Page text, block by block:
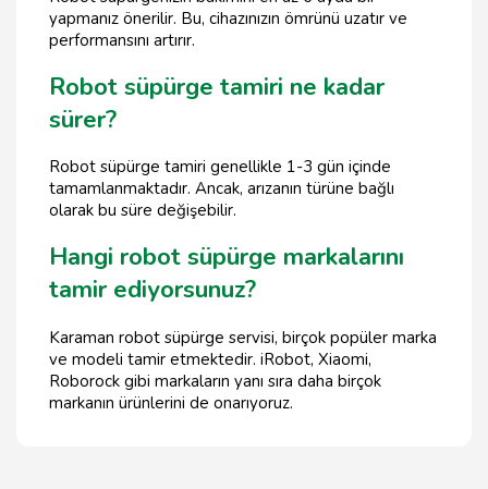
yapmanız önerilir. Bu, cihazınızın ömrünü uzatır ve
performansını artırır.
Robot süpürge tamiri ne kadar
sürer?
Robot süpürge tamiri genellikle 1-3 gün içinde
tamamlanmaktadır. Ancak, arızanın türüne bağlı
olarak bu süre değişebilir.
Hangi robot süpürge markalarını
tamir ediyorsunuz?
Karaman robot süpürge servisi, birçok popüler marka
ve modeli tamir etmektedir. iRobot, Xiaomi,
Roborock gibi markaların yanı sıra daha birçok
markanın ürünlerini de onarıyoruz.